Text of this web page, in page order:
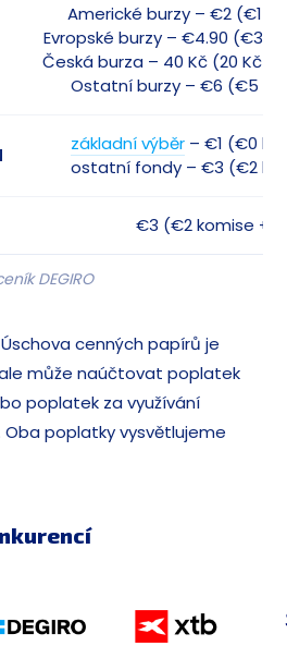
Americké burzy – €2 (€1
Evropské burzy – €4.90
Česká burza – 40 Kč (20 Kč
Ostatní burzy – €6 (€5
základní výběr – €1 (€0
ostatní fondy – €3 (€2
€3 (€2 komise +
DEGIRO
cenných papírů je
může naúčtovat poplatek
poplatek za využívání
Oba poplatky vysvětlujeme